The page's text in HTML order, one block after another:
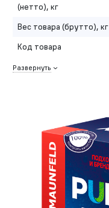
(нетто), кг
Вес товара (брутто), кг
Код товара
Развернуть